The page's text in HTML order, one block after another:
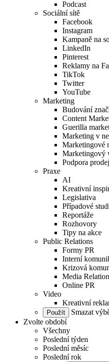
Podcast
Sociální sítě
Facebook
Instagram
Kampaně na
LinkedIn
Pinterest
Reklamy na
TikTok
Twitter
YouTube
Marketing
Budování
Content
Guerilla
Marketing v
Marketingové
Marketingový
Podpora
Praxe
AI
Kreativní
Legislativa
Případové
Reportáže
Rozhovory
Tipy na akce
Public Relations
Formy PR
Interní
Krizová
Media
Online PR
Video
Kreativní
Smazat
Zvolte období
Všechny
Poslední týden
Poslední měsíc
Poslední rok